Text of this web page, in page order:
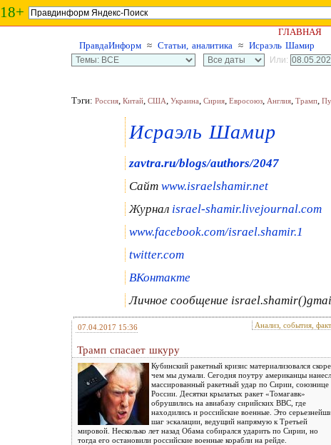
18+
ГЛАВНАЯ
ПравдаИнформ ≈ Статьи, аналитика ≈ Исраэль Шамир
Или:
Тэги: Россия, Китай, США, Украина, Сирия, Евросоюз, Англия, Трамп,
Исраэль Шамир
zavtra.ru/blogs/authors/2047
Сайт www.israelshamir.net
Журнал israel-shamir.livejournal.com
www.facebook.com/israel.shamir.1
twitter.com
ВКонтакте
Личное сообщение
07.04.2017 15:36 Анализ, события,
Трамп спасает шкуру
Кубинский ракетный кризис материализовался
чем мы думали. Сегодня поутру американцы
массированный ракетный удар по Сирии, союзнице
России. Десятки крылатых ракет «Томагавк»
обрушились на авиабазу сирийских ВВС, где
находились и российские военные. Это
шаг эскалации, ведущий напрямую к Третьей
мировой. Несколько лет назад Обама собирался ударить по Сирии, но
тогда его остановили российские военные корабли на рейде.